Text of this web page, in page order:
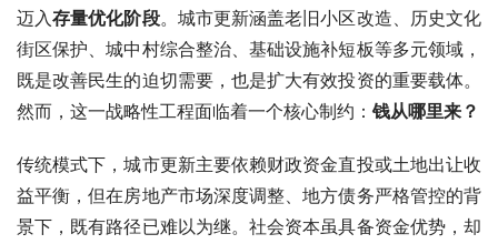
迈入存量优化阶段。城市更新涵盖老旧小区改造、历史文化
街区保护、城中村综合整治、基础设施补短板等多元领域，
既是改善民生的迫切需要，也是扩大有效投资的重要载体。
然而，这一战略性工程面临着一个核心制约： 钱从哪里来？
传统模式下，城市更新主要依赖财政资金直投或土地出让收
益平衡，但在房地产市场深度调整、地方债务严格管控的背
景下，既有路径已难以为继。社会资本虽具备资金优势，却